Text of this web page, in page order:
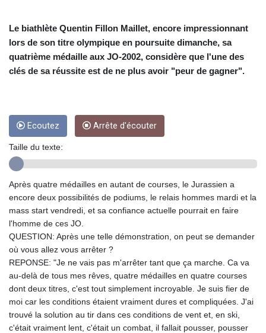
COP 3160.36
CRC 455.750926
CUC 1
CVE 95.718223
ERN 15
ETB 161.7072
EUR 0.86806
FJD 2.215901
GBP 0.743455
GGP 0.742819
GHS 11.776297
GIP 0.742819
GMD 73.99975
GNF
8798.496547
Le biathlète Quentin Fillon Maillet, encore impressionnant
lors de son titre olympique en poursuite dimanche, sa
quatrième médaille aux JO-2002, considère que l'une des
clés de sa réussite est de ne plus avoir "peur de gagner".
Ecoutez Arrête d'écouter
Taille du texte:
Après quatre médailles en autant de courses, le Jurassien a
encore deux possibilités de podiums, le relais hommes mardi et la
mass start vendredi, et sa confiance actuelle pourrait en faire
l'homme de ces JO.
QUESTION: Après une telle démonstration, on peut se demander
où vous allez vous arrêter ?
REPONSE: "Je ne vais pas m'arrêter tant que ça marche. Ca va
au-delà de tous mes rêves, quatre médailles en quatre courses
dont deux titres, c'est tout simplement incroyable. Je suis fier de
moi car les conditions étaient vraiment dures et compliquées. J'ai
trouvé la solution au tir dans ces conditions de vent et, en ski,
c'était vraiment lent, c'était un combat, il fallait pousser, pousser